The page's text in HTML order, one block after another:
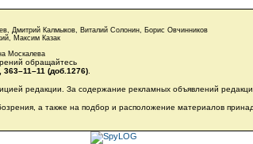
Дмитрий Калмыков, Виталий Солонин, Борис Овчинников
Максим Казак
Москалева
обращайтесь
363–11–11 (доб.1276)
редакции. За содержание рекламных объявлений
а также на подбор и расположение материалов